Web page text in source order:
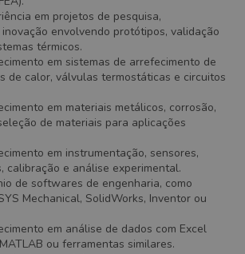
em projetos de pesquisa,
envolvendo protótipos, validação
térmicos.
em sistemas de arrefecimento de
de calor, válvulas termostáticas e circuitos
em materiais metálicos, corrosão,
de materiais para aplicações
em instrumentação, sensores,
calibração e análise experimental.
de softwares de engenharia, como
Mechanical, SolidWorks, Inventor ou
em análise de dados com Excel
ou ferramentas similares.